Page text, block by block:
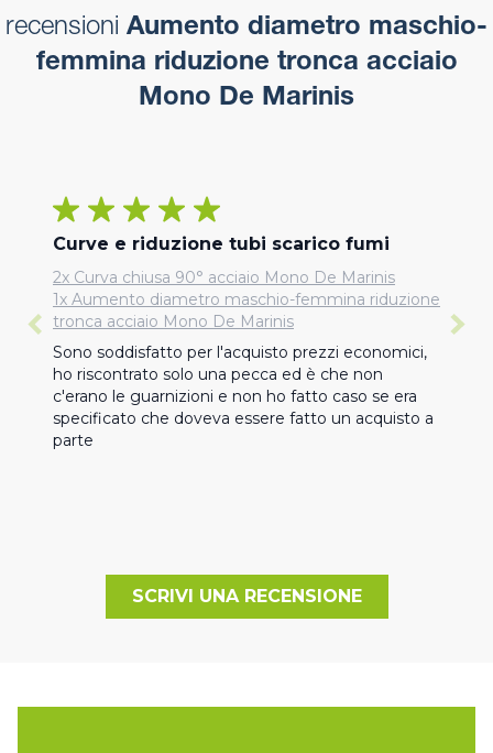
recensioni Aumento diametro maschio-
femmina riduzione tronca acciaio
Mono De Marinis
Curve e riduzione tubi scarico fumi
2x Curva chiusa 90° acciaio Mono De Marinis
1x Aumento diametro maschio-femmina riduzione
tronca acciaio Mono De Marinis
Sono soddisfatto per l'acquisto prezzi economici,
ho riscontrato solo una pecca ed è che non
c'erano le guarnizioni e non ho fatto caso se era
specificato che doveva essere fatto un acquisto a
parte
SCRIVI UNA RECENSIONE